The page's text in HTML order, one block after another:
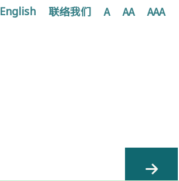
English 联络我们 A AA AAA